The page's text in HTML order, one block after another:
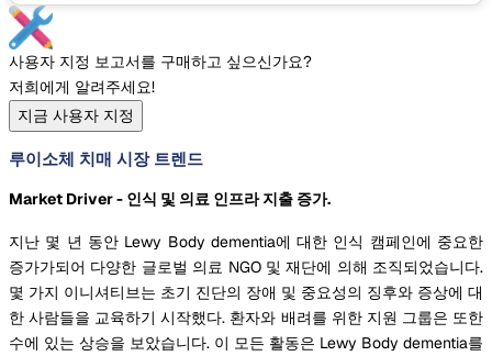
사용자 지정 보고서를 구매하고 싶으신가요?
저희에게 알려주세요!
지금 사용자 지정
루이소체 치매 시장 트렌드
Market Driver - 인식 및 의료 인프라 지출 증가.
지난 몇 년 동안 Lewy Body dementia에 대한 인식 캠페인에 중요한
증가가되어 다양한 글로벌 의료 NGO 및 재단에 의해 조직되었습니다.
몇 가지 이니셔티브는 초기 진단의 장애 및 중요성의 징후와 증상에 대
한 사람들을 교육하기 시작했다. 환자와 배려를 위한 지원 그룹은 또한
수에 있는 상승을 보았습니다. 이 모든 활동은 Lewy Body dementia를